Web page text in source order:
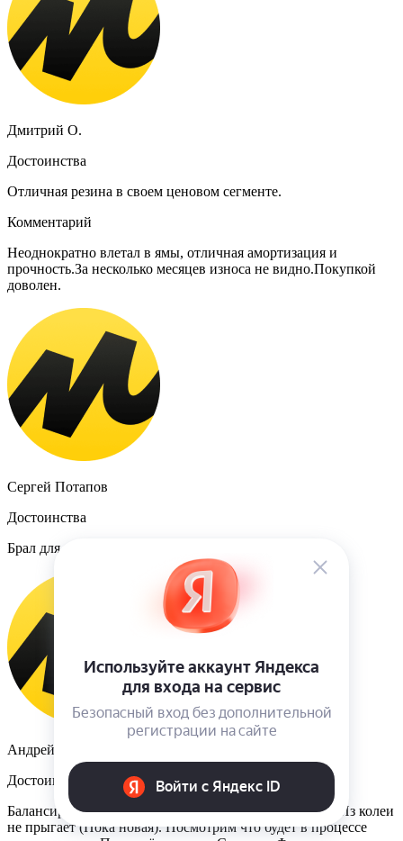
Дмитрий О.
Достоинства
Отличная резина в своем ценовом сегменте.
Комментарий
Неоднократно влетал в ямы, отличная амортизация и
прочность.За несколько месяцев износа не видно.Покупкой
доволен.
Сергей Потапов
Достоинства
Брал для прицепа. Ведут себя хорошо.
Андрей П
Достоинства
Балансируется хорошо, мокрую дорогу держит норм. Из колеи
не прыгает (Пока новая). Посмотрим что будет в процессе